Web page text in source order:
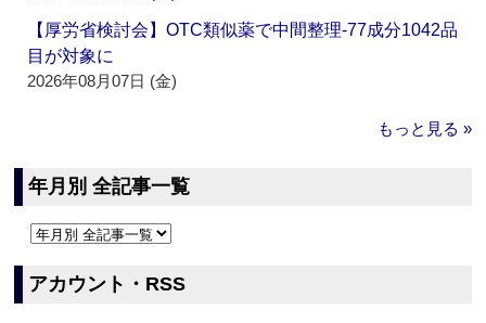
【厚労省検討会】OTC類似薬で中間整理‐77成分1042品
目が対象に
2026年08月07日 (金)
もっと見る »
年月別 全記事一覧
アカウント・RSS